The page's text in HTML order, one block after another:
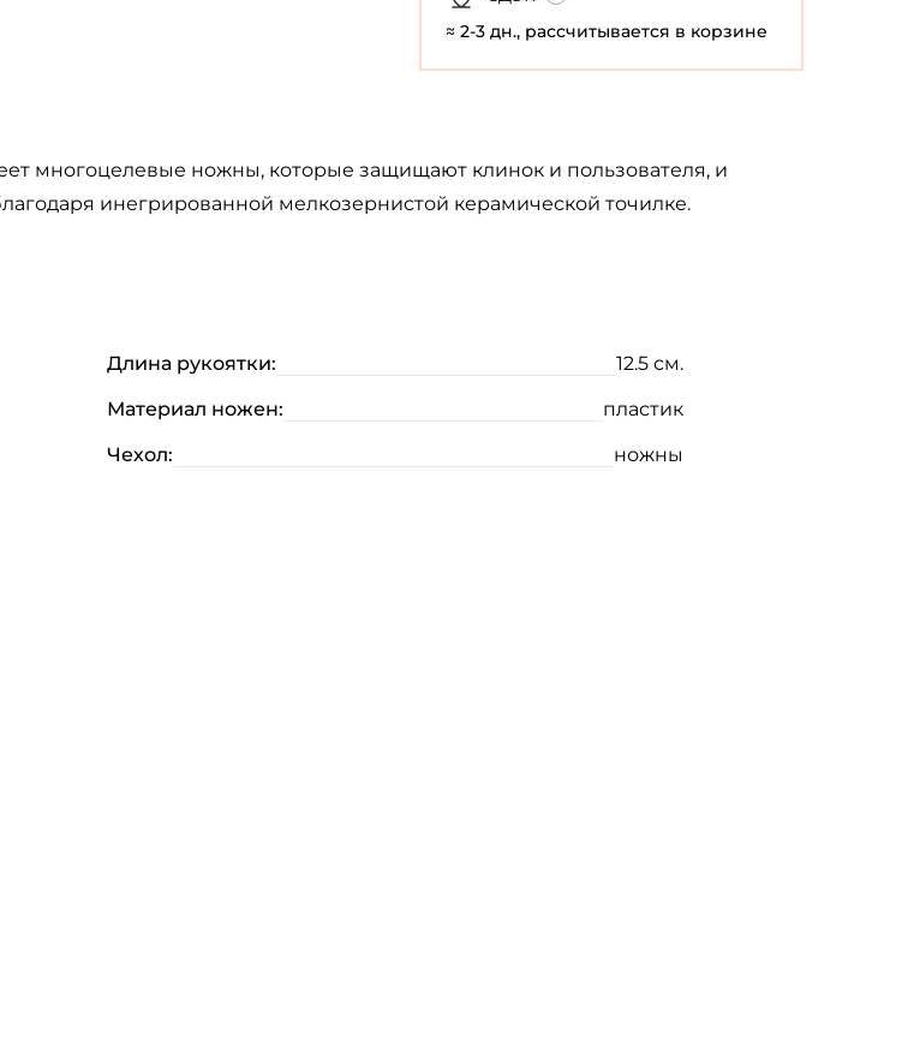
≈ 2-3 дн., рассчитывается в корзине
многоцелевые ножны, которые защищают клинок и пользователя, и
инегрированной мелкозернистой керамической точилке.
Длина рукоятки:
12.5 см.
Материал ножен:
пластик
Чехол:
ножны